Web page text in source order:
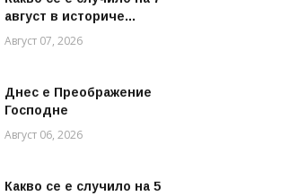
август в историче...
Август 07, 2026
Днес е Преображение
Господне
Август 06, 2026
Какво се е случило на 5